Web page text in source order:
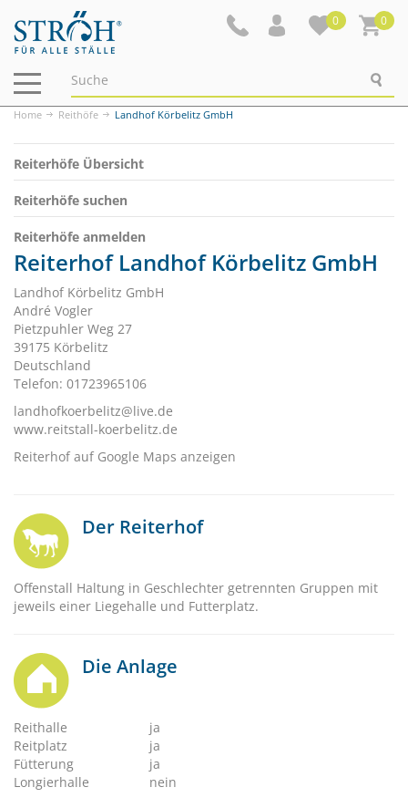
0 0
Navigation
ein-/ausblenden
Home Reithöfe Landhof Körbelitz GmbH
Reiterhöfe Übersicht
Reiterhöfe suchen
Reiterhöfe anmelden
Reiterhof Landhof Körbelitz GmbH
Landhof Körbelitz GmbH
André Vogler
Pietzpuhler Weg 27
39175 Körbelitz
Deutschland
Telefon: 01723965106
landhofkoerbelitz@live.de
www.reitstall-koerbelitz.de
Reiterhof auf Google Maps anzeigen
Der Reiterhof
Offenstall Haltung in Geschlechter getrennten Gruppen mit
jeweils einer Liegehalle und Futterplatz.
Die Anlage
Reithalle
ja
Reitplatz
ja
Fütterung
ja
Longierhalle
nein